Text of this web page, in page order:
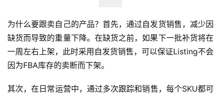
为什么要跟卖自己的产品？首先，通过自发货销售，减少因
缺货而导致的重量下降。在缺货之前，如果下一批补货将在
一周左右上架，此时采用自发货销售，可以保证Listing不会
因为FBA库存的卖断而下架。
其次，在日常运营中，通过多次跟踪和销售，每个SKU都可